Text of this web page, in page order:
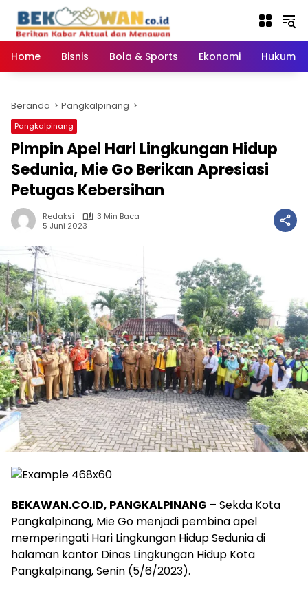
konten
Home
Bisnis Bola & Sports Ekonomi Hukum
Beranda Pangkalpinang
Pangkalpinang
Pimpin Apel Hari Lingkungan Hidup
Sedunia, Mie Go Berikan Apresiasi
Petugas Kebersihan
Redaksi
3 Min Baca
5 Juni 2023
BEKAWAN.CO.ID, PANGKALPINANG – Sekda Kota
Pangkalpinang, Mie Go menjadi pembina apel
memperingati Hari Lingkungan Hidup Sedunia di
halaman kantor Dinas Lingkungan Hidup Kota
Pangkalpinang, Senin (5/6/2023).